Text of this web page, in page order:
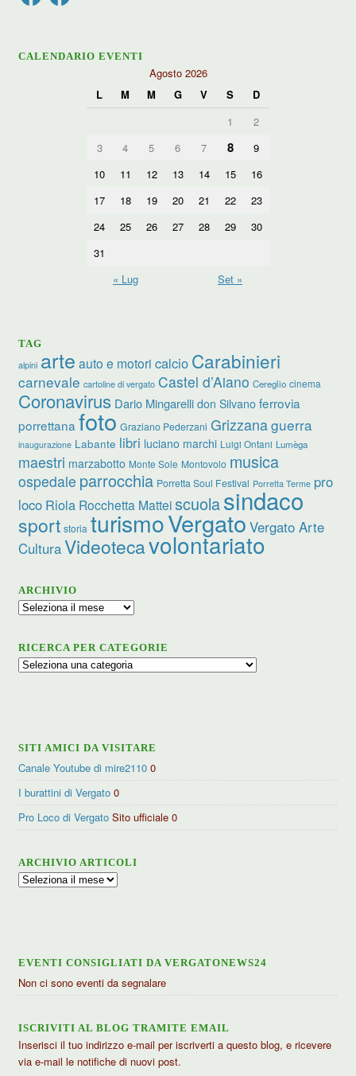
CALENDARIO EVENTI
Agosto 2026
L
M M G V S
D
1
2
3
4 5 6 7 8
9
10
11 12 13 14 15
16
17
18 19 20 21 22
23
24
25 26 27 28 29
30
31
« Lug
Set »
TAG
alpini arte auto e motori calcio Carabinieri
carnevale cartoline di vergato Castel d’Aiano Cereglio cinema
Coronavirus Dario Mingarelli don Silvano ferrovia
porrettana foto Graziano Pederzani Grizzanaguerra
inaugurazione Labante libri luciano marchi Luigi Ontani Lumèga
maestri marzabotto Monte Sole Montovolo musica
ospedale parrocchia Porretta Soul Festival Porretta Terme pro
loco Riola Rocchetta Matteiscuolasindaco
sport storia turismoVergato Vergato Arte
CulturaVideotecavolontariato
ARCHIVIO
Archivio
RICERCA PER CATEGORIE
Ricerca
SITI AMICI DA VISITARE
Canale Youtube di mire2110 0
I burattini di Vergato 0
Pro Loco di Vergato Sito ufficiale 0
ARCHIVIO ARTICOLI
Archivio
EVENTI CONSIGLIATI DA VERGATONEWS24
Non ci sono eventi da segnalare
ISCRIVITI AL BLOG TRAMITE EMAIL
Inserisci il tuo indirizzo e-mail per iscriverti a questo blog, e ricevere
via e-mail le notifiche di nuovi post.